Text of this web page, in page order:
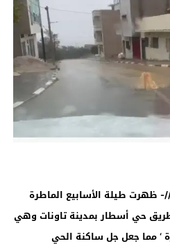
ظهرت طيلة الأسابيع الماطرة
حي أسطار بمدينة تاونات وهي
‘ مما جعل جل ساكنة الحي